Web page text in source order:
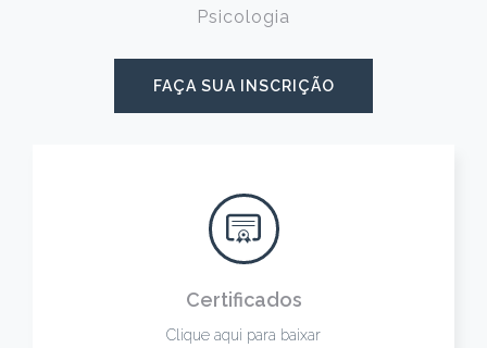
Psicologia
FAÇA SUA INSCRIÇÃO
Certificados
Clique aqui para baixar